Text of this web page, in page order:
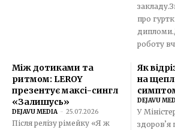
про
роботу
Між дотиками та
ритмом: LEROY
презентує максі-сингл
«Залишусь»
DEJAVU MEDIA - 25.07.2026
Після релізу рімейку «Я ж
Як
на
DEJAVU
У